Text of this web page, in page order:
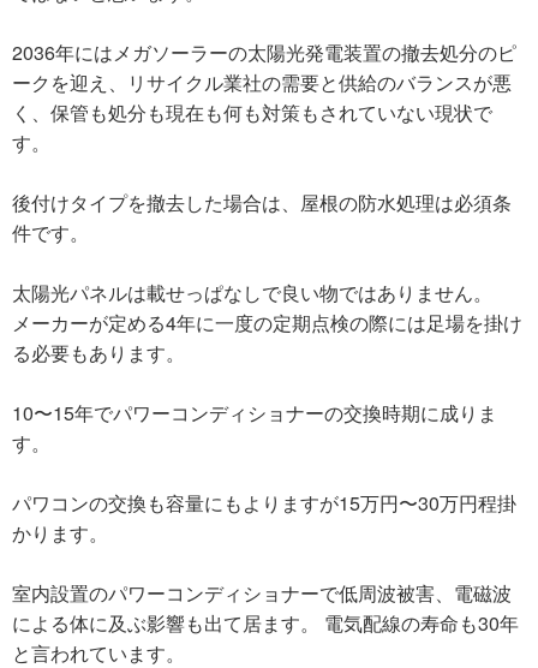
2036年にはメガソーラーの太陽光発電装置の撤去処分のピ
ークを迎え、リサイクル業社の需要と供給のバランスが悪
く、保管も処分も現在も何も対策もされていない現状で
す。
後付けタイプを撤去した場合は、屋根の防水処理は必須条
件です。
太陽光パネルは載せっぱなしで良い物ではありません。
メーカーが定める4年に一度の定期点検の際には足場を掛け
る必要もあります。
10〜15年でパワーコンディショナーの交換時期に成りま
す。
パワコンの交換も容量にもよりますが15万円〜30万円程掛
かります。
室内設置のパワーコンディショナーで低周波被害、電磁波
による体に及ぶ影響も出て居ます。 電気配線の寿命も30年
と言われています。